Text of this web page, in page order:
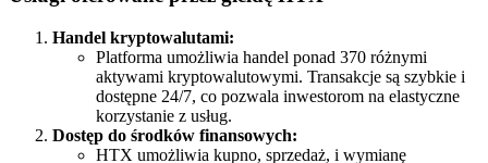
Handel kryptowalutami:
Platforma umożliwia handel ponad 370 różnymi
aktywami kryptowalutowymi. Transakcje są szybkie i
dostępne 24/7, co pozwala inwestorom na elastyczne
korzystanie z usług.
Dostęp do środków finansowych:
HTX umożliwia kupno, sprzedaż, i wymianę